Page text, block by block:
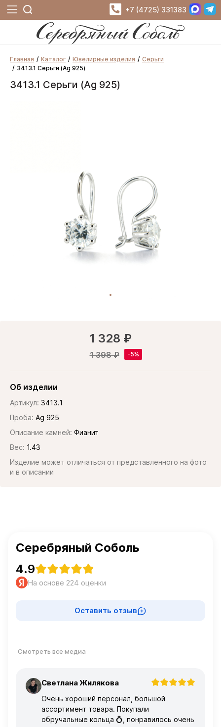
+7 (4725) 331383
Главная Каталог Ювелирные изделия
Серьги
3413.1 Серьги (Ag 925)
3413.1 Серьги (Ag 925)
1 328 ₽
1 398 ₽
Об изделии
Артикул: 3413.1
Проба: Ag 925
Описание камней: Фианит
Вес: 1.43
Изделие может отличаться от представленного на фото
и в описании
Серебряный Соболь
4.9
На основе 224 оценки
Оставить отзыв
Смотреть все медиа
С Светлана Жилякова
Очень хороший персонал, большой
ассортимент товара. Покупали
обручальные кольца 💍, понравилось очень